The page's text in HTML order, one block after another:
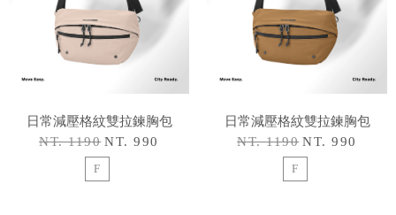
日常減壓格紋雙拉鍊胸包
NT. 1190 NT. 990
F
日常減壓格紋雙拉鍊胸包
NT. 1190 NT. 990
F